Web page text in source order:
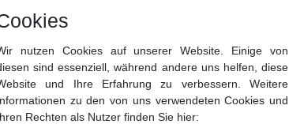
stellt Moisture Recovery die
Feuchtigkeitslevel aufrecht zu
Haar gezielt mit Feuchtigkeit zu
9. Es hilft, Feuchtigkeit
nutzen Cookies auf unserer Website. Einige von
sind essenziell, während andere uns helfen, diese
und Ihre Erfahrung zu verbessern. Weitere
zu den von uns verwendeten Cookies und
Rechten als Nutzer finden Sie hier: